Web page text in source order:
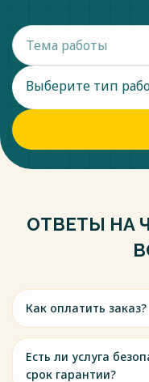
Выберите тип
ОТВЕТЫ НА
Как оплатить заказ?
Есть ли услуга
срок гарантии?